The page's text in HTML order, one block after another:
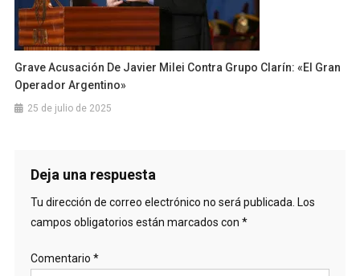
Grave Acusación De Javier Milei Contra Grupo Clarín: «El Gran
Operador Argentino»
25 de julio de 2025
Deja una respuesta
Tu dirección de correo electrónico no será publicada. Los
campos obligatorios están marcados con *
Comentario *